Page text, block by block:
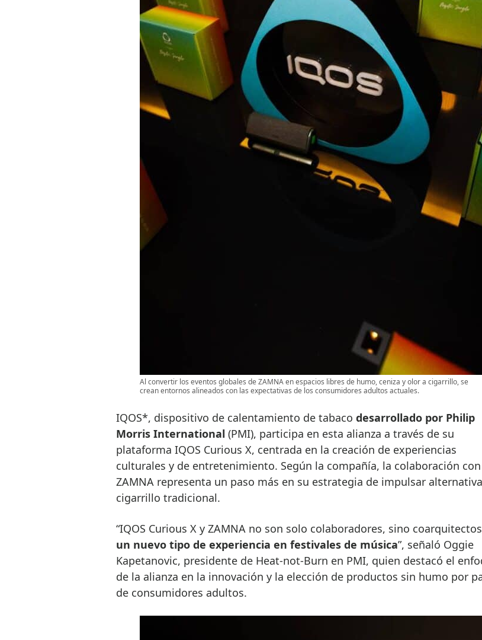
Al convertir los eventos globales de ZAMNA en espacios libres de humo, ceniza y olor a cigarrillo, se
crean entornos alineados con las expectativas de los consumidores adultos actuales.
IQOS*, dispositivo de calentamiento de tabaco desarrollado por Philip
Morris International (PMI), participa en esta alianza a través de su
plataforma IQOS Curious X, centrada en la creación de experiencias
culturales y de entretenimiento. Según la compañía, la colaboración con
ZAMNA representa un paso más en su estrategia de impulsar
cigarrillo tradicional.
“IQOS Curious X y ZAMNA no son solo colaboradores, sino
un nuevo tipo de experiencia en festivales de música”, señaló Oggie
Kapetanovic, presidente de Heat-not-Burn en PMI, quien destacó el
de la alianza en la innovación y la elección de productos sin humo por
de consumidores adultos.